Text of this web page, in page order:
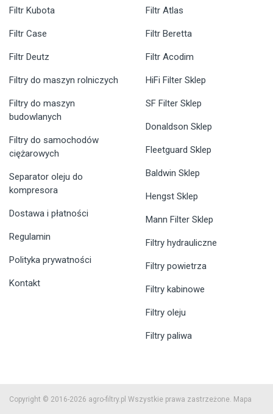
Filtr Kubota
Filtr Case
Filtr Deutz
Filtr Atlas
Filtr Beretta
Filtr Acodim
Filtry do maszyn rolniczych
Filtry do maszyn
budowlanych
Filtry do samochodów
ciężarowych
Separator oleju do
kompresora
Dostawa i płatności
Regulamin
Polityka prywatności
Kontakt
HiFi Filter Sklep
SF Filter Sklep
Donaldson Sklep
Fleetguard Sklep
Baldwin Sklep
Hengst Sklep
Mann Filter Sklep
Filtry hydrauliczne
Filtry powietrza
Filtry kabinowe
Filtry oleju
Filtry paliwa
Copyright © 2016-2026 agro-filtry.pl Wszystkie prawa zastrzeżone. Mapa